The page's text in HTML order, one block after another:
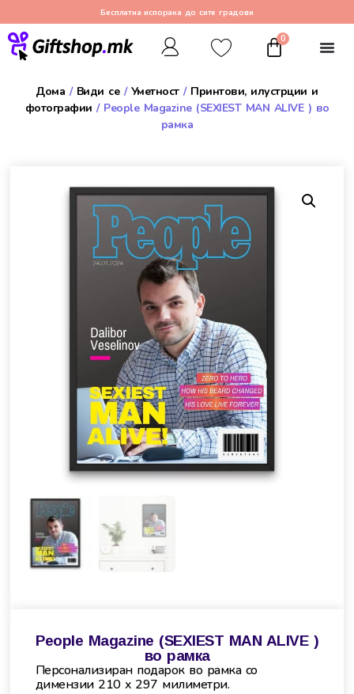
Бесплатна испорака до сите градови
0
Дома / Види се/ Уметност/ Принтови, илустрции и
фотографии / People Magazine (SEXIEST MAN ALIVE ) во
рамка
People Magazine (SEXIEST MAN ALIVE )
во рамка
Персонализиран подарок во рамка со
димензии 210 x 297 милиметри.